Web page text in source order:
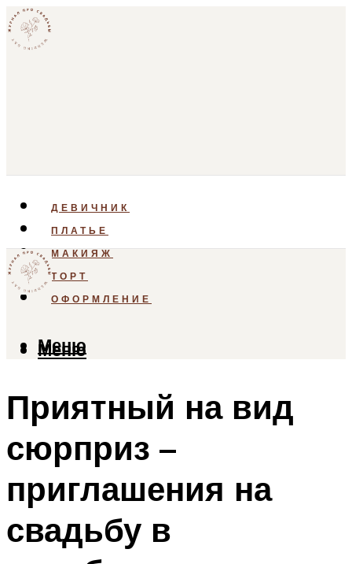
ДЕВИЧНИК
ПЛАТЬЕ
МАКИЯЖ
ТОРТ
ОФОРМЛЕНИЕ
Меню
Меню
Приятный на вид
сюрприз –
приглашения на
свадьбу в